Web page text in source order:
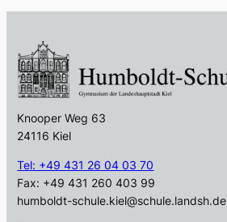
Knooper Weg 63
24116 Kiel
Tel: +49 431 26 04 03 70
Fax: +49 431 260 403 99
humboldt-schule.kiel@schule.landsh.de